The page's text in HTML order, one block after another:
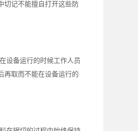
切记不能擅自打开这些防
设备运行的时候工作人员
再取而不能在设备运行的